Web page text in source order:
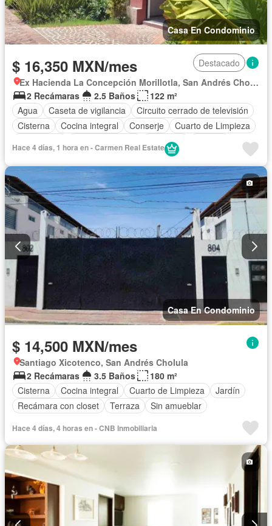
Casa En Condominio
$ 16,350 MXN/mes
Destacado
Ex Hacienda La Concepción Morillotla, San Andrés Cholula
2 Recámaras
2.5 Baños
122 m²
Agua
Caseta de vigilancia
Circuito cerrado de televisión
Cisterna
Cocina integral Conserje
Cuarto de Limpieza
Gimnasio
Recámara con closet
Sala polivalente
Seguridad
Televisión por cable
Terraza
Wifi Zonas verdes
Hace 4 días, 1 hora en - Carmen Real Estate
Casa En Condominio
$ 14,500 MXN/mes
Santiago Xicotenco, San Andrés Cholula
2 Recámaras
3.5 Baños
180 m²
Cisterna
Cocina integral Cuarto de Limpieza
Jardín
Recámara con closet
Terraza Sin amueblar
Hace 4 días, 4 horas en - CNB Inmobiliaria